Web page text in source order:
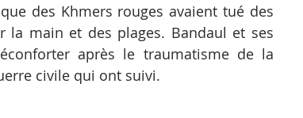
des Khmers rouges avaient tué des
la main et des plages. Bandaul et ses
après le traumatisme de la
civile qui ont suivi.